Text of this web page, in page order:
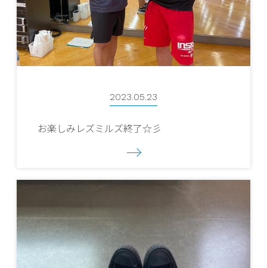
2023.05.23
お楽しみレズミルズ終了☆彡